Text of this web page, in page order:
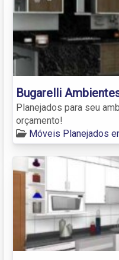
Bugarelli
Planejados para seu
orçamento!
Móveis Planejados